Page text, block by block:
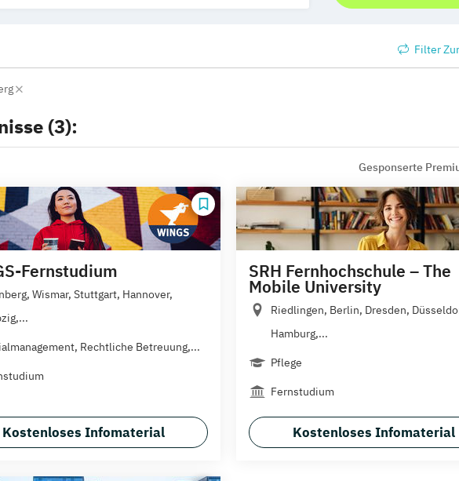
Filter
(3):
Gesponserte
Fernstudium
Wismar, Stuttgart, Hannover,
Rechtliche Betreuung,...
Kostenloses Infomaterial
SRH Fernhochschule – The
Mobile University
Riedlingen, Berlin, Dresden,
Hamburg,...
Pflege
Fernstudium
Kostenloses Infomaterial